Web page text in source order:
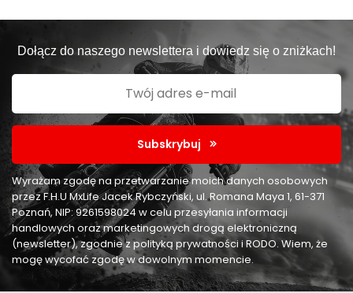
Dołącz do naszego newslettera i dowiedz się o zniżkach!
Subskrybuj
Wyrażam zgodę na przetwarzanie moich danych osobowych
przez F.H.U MxLife Jacek Rybczyński, ul. Romana Maya 1, 61-371
Poznań, NIP: 9261598024 w celu przesyłania informacji
handlowych oraz marketingowych drogą elektroniczną
(newsletter), zgodnie z polityką prywatności i RODO. Wiem, że
mogę wycofać zgodę w dowolnym momencie.